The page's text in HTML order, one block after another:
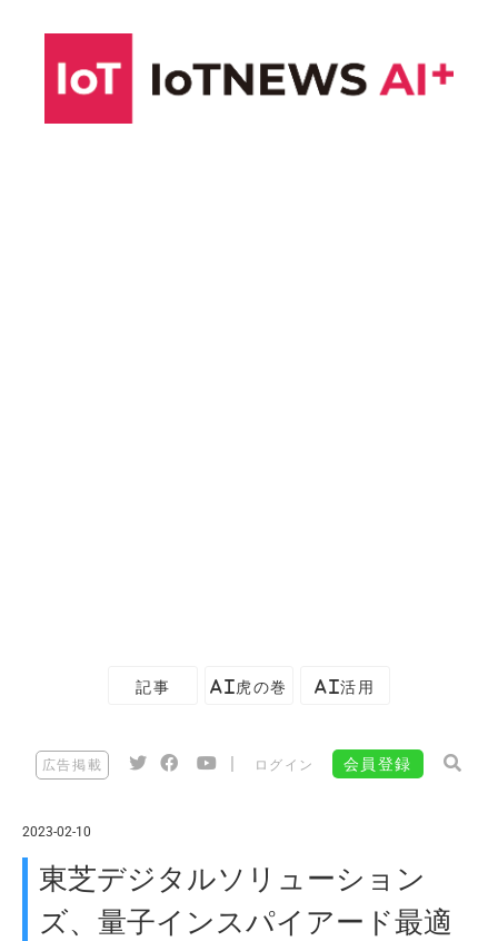
記事 AI虎の巻 AI活用
広告掲載 ログイン 会員登録
2023-02-10
東芝デジタルソリューション
ズ、量子インスパイアード最適